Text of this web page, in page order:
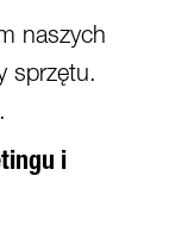
naszych
sprzętu.
i